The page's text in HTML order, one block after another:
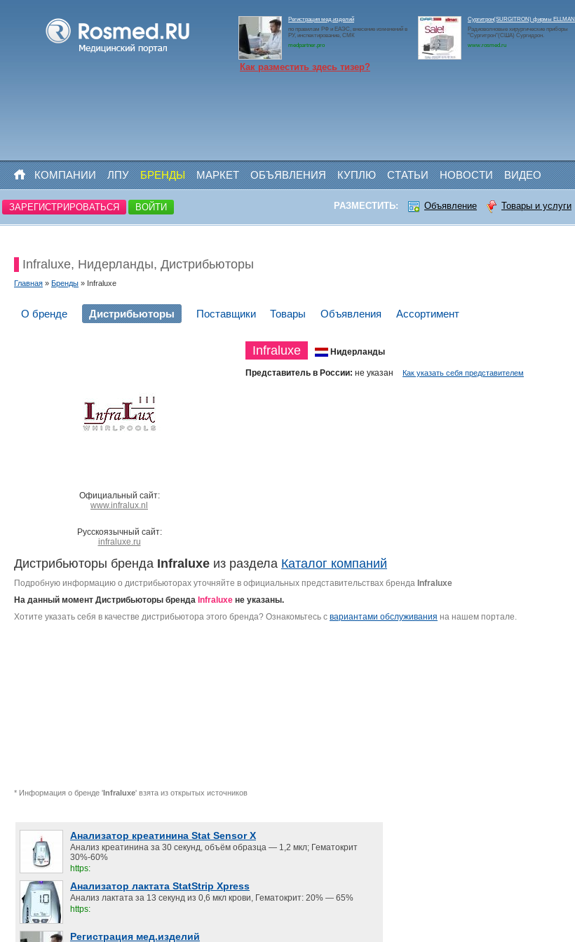
Регистрация мед.изделий
по правилам РФ и ЕАЭС, внесение изменений в
РУ, инспектирование, СМК
medpartner.pro
Сургитрон(SURGITRON) фирмы ELLMAN
Радиоволновые хирургические приборы
"Сургитрон"(США) Сургидрон.
www.rosmed.ru
Как разместить здесь тизер?
КОМПАНИИ ЛПУ БРЕНДЫ МАРКЕТ ОБЪЯВЛЕНИЯ КУПЛЮ СТАТЬИ НОВОСТИ ВИДЕО
ЗАРЕГИСТРИРОВАТЬСЯ ВОЙТИ РАЗМЕСТИТЬ: Объявление Товары и услуги
Infraluxe, Нидерланды, Дистрибьюторы
Главная » Бренды » Infraluxe
О бренде Дистрибьюторы Поставщики Товары Объявления Ассортимент
Официальный сайт:
www.infralux.nl
Русскоязычный сайт:
infraluxe.ru
Infraluxe Нидерланды
Представитель в России: не указан Как указать себя представителем
Дистрибьюторы бренда Infraluxe из раздела Каталог компаний
Подробную информацию о дистрибьюторах уточняйте в официальных представительствах бренда Infraluxe
На данный момент Дистрибьюторы бренда Infraluxe не указаны.
Хотите указать себя в качестве дистрибьютора этого бренда? Ознакомьтесь с вариантами обслуживания на нашем портале.
* Информация о бренде 'Infraluxe' взята из открытых источников
Анализатор креатинина Stat Sensor X
Анализ креатинина за 30 секунд, объём образца — 1,2 мкл; Гематокрит
30%-60%
https:
Анализатор лактата StatStrip Xpress
Анализ лактата за 13 секунд из 0,6 мкл крови, Гематокрит: 20% — 65%
https:
Регистрация мед.изделий